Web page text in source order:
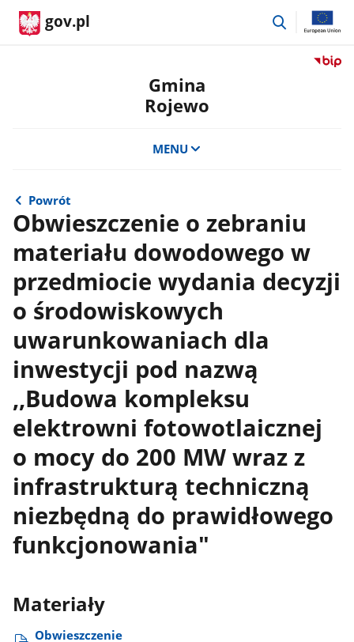
gov.pl
przejdź
Przejdź
Gmina
Rojewo
MENU
Powrót
Obwieszczenie o zebraniu
materiału dowodowego w
przedmiocie wydania decyzji
o środowiskowych
uwarunkowaniach dla
inwestycji pod nazwą
,,Budowa kompleksu
elektrowni fotowotlaicznej
o mocy do 200 MW wraz z
infrastrukturą techniczną
niezbędną do prawidłowego
funkcjonowania"
Materiały
Obwieszczenie